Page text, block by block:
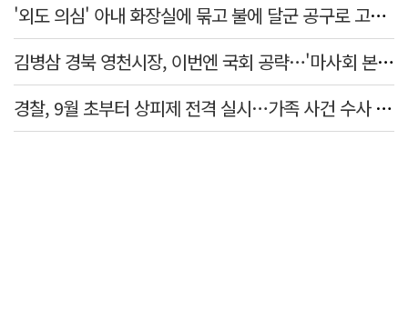
'외도 의심' 아내 화장실에 묶고 불에 달군 공구로 고문…남편 검거
김병삼 경북 영천시장, 이번엔 국회 공략…'마사회 본사 이전·광역교통망 확충' 요청
경찰, 9월 초부터 상피제 전격 실시…가족 사건 수사 못해